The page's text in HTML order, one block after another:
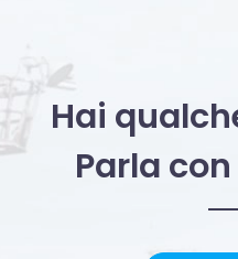
Hai
Parla